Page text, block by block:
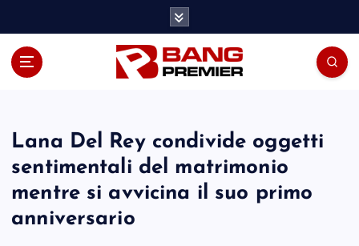
Lana Del Rey condivide oggetti
sentimentali del matrimonio
mentre si avvicina il suo primo
anniversario